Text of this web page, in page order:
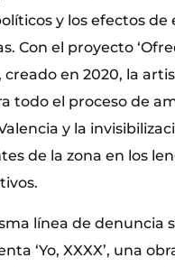
y los efectos de
Con el proyecto
creado en 2020, la
todo el proceso de
y la
de la zona en los
línea de denuncia
‘Yo, XXXX’, una